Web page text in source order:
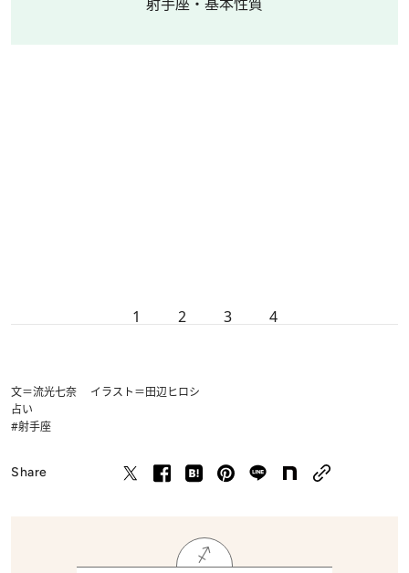
1 2 3 4
文＝流光七奈 イラスト＝田辺ヒロシ
占い
#射手座
Share